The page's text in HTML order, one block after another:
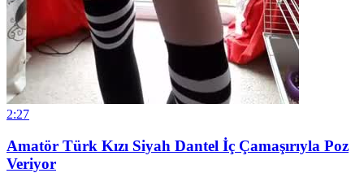
2:27
Amatör Türk Kızı Siyah Dantel İç Çamaşırıyla Poz
Veriyor